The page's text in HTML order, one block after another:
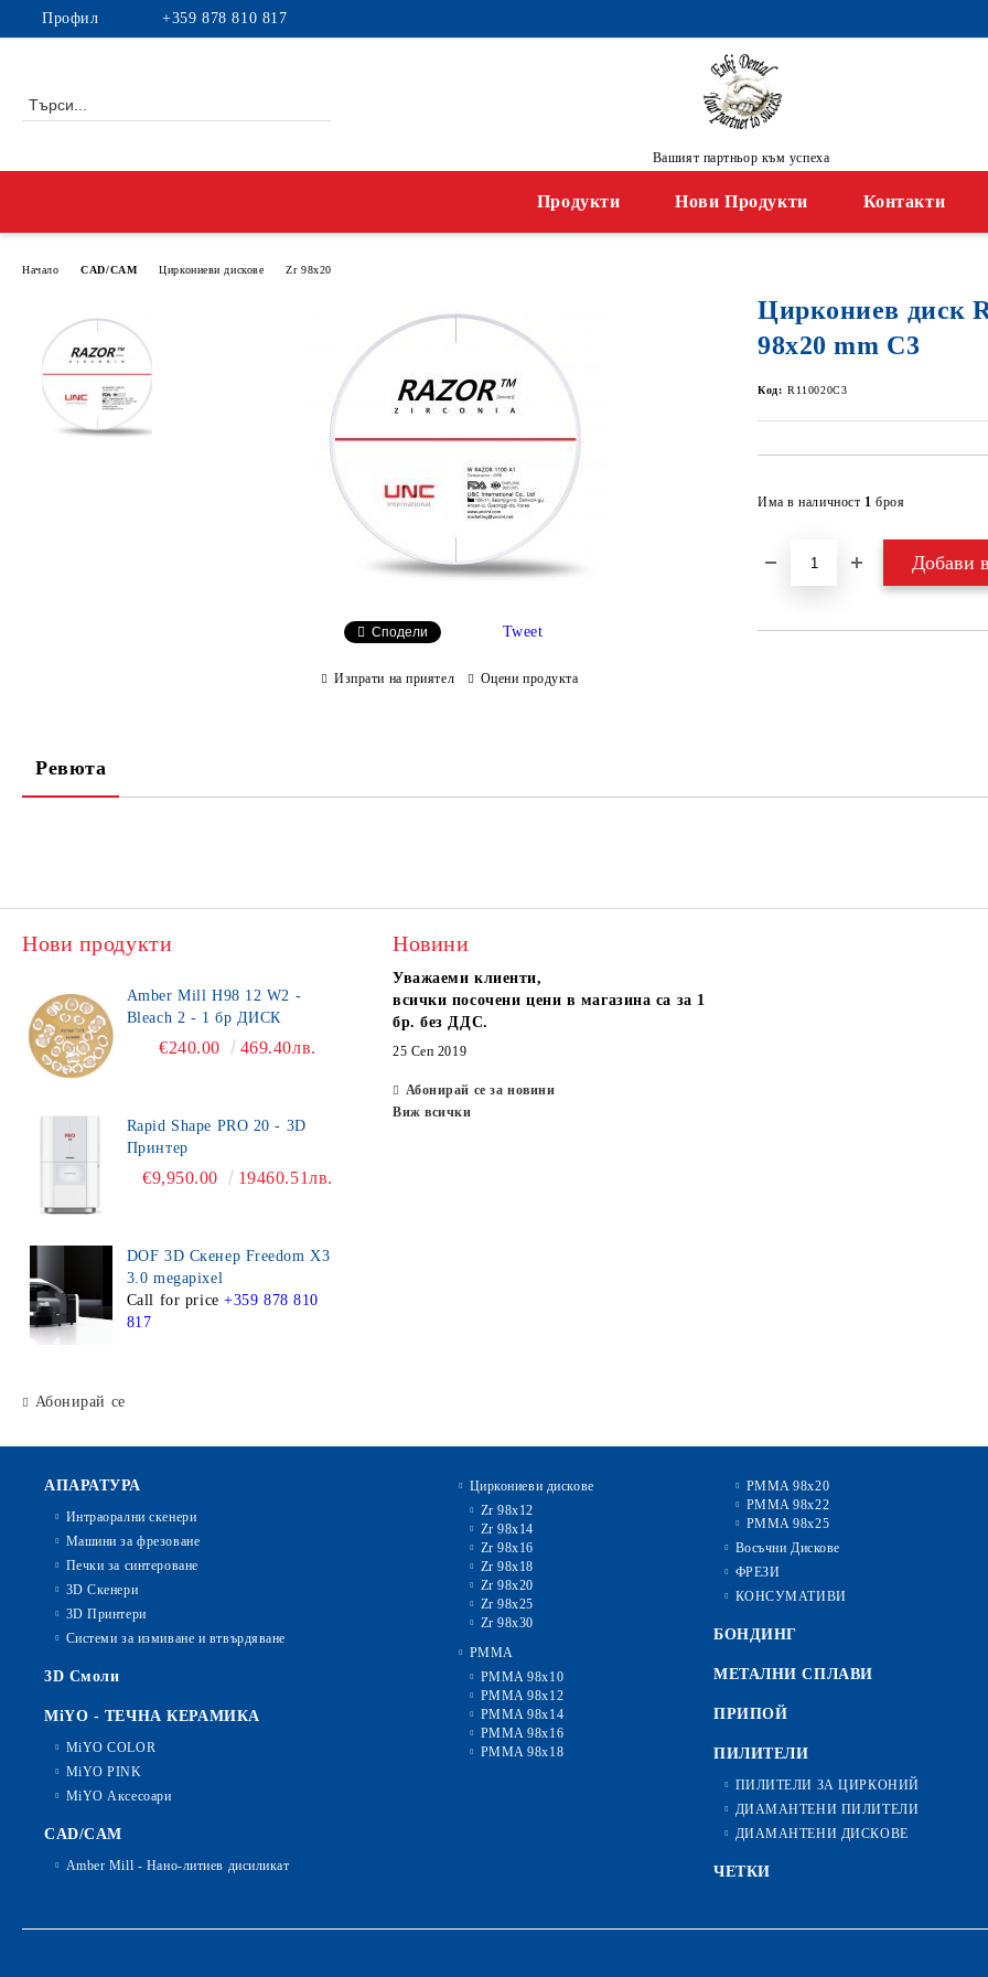
Профил +359 878 810 817
Вашият партньор към успеха
Продукти Нови Продукти Контакти
Начало CAD/CAM Циркониеви дискове Zr 98x20
Циркониев диск
98x20 mm C3
Код: R110020C3
Има в наличност 1 броя
Сподели Tweet
Изпрати на приятел Оцени продукта
Ревюта
Нови продукти
Amber Mill H98 12 W2 -
Bleach 2 - 1 бр ДИСК
€240.00 469.40лв.
Rapid Shape PRO 20 - 3D
Принтер
€9,950.00 19460.51лв.
DOF 3D Скенер Freedom X3
3.0 megapixel
Call for price +359 878 810
817
Абонирай се
Новини
Уважаеми клиенти,
всички посочени цени в магазина са за 1
бр. без ДДС.
25 Сеп 2019
Абонирай се за новини
Виж всички
АПАРАТУРА
Интраорални скенери
Машини за фрезоване
Печки за синтероване
3D Скенери
3D Принтери
Системи за измиване и втвърдяване
3D Смоли
MiYO - ТЕЧНА КЕРАМИКА
MiYO COLOR
MiYO PINK
MiYO Аксесоари
CAD/CAM
Amber Mill - Нано-литиев дисиликат
Циркониеви дискове
Zr 98x12
Zr 98x14
Zr 98x16
Zr 98x18
Zr 98x20
Zr 98x25
Zr 98x30
PMMA
PMMA 98x10
PMMA 98x12
PMMA 98x14
PMMA 98x16
PMMA 98x18
PMMA 98x20
PMMA 98x22
PMMA 98x25
Восъчни Дискове
ФРЕЗИ
КОНСУМАТИВИ
БОНДИНГ
МЕТАЛНИ СПЛАВИ
ПРИПОЙ
ПИЛИТЕЛИ
ПИЛИТЕЛИ ЗА ЦИРКОНИЙ
ДИАМАНТЕНИ ПИЛИТЕЛИ
ДИАМАНТЕНИ ДИСКОВЕ
ЧЕТКИ